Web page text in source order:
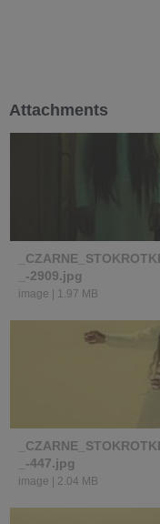
Attachments
_-2909.jpg
image 1.97 MB
_-447.jpg
image 2.04 MB